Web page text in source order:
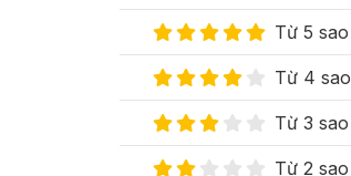
Từ 5 sao
Từ 4 sao
Từ 3 sao
Từ 2 sao